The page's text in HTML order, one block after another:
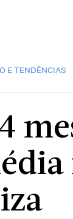
E TENDÊNCIAS